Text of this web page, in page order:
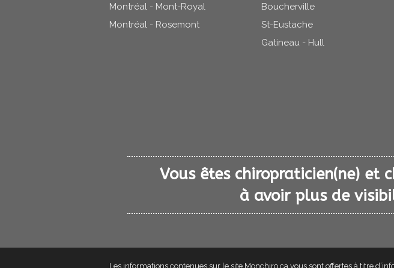
Montréal - Mont-Royal
Montréal - Rosemont
Boucherville
St-Eustache
Gatineau - Hull
Vous êtes chiropraticien(ne) et
à avoir plus de
Les informations contenues sur le site Monchiro.ca vous sont offertes à titre